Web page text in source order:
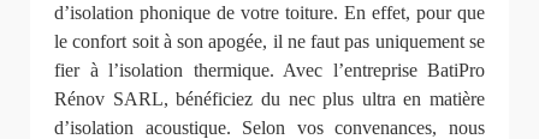
d’isolation phonique de votre toiture. En effet, pour que
le confort soit à son apogée, il ne faut pas uniquement se
fier à l’isolation thermique. Avec l’entreprise BatiPro
Rénov SARL, bénéficiez du nec plus ultra en matière
d’isolation acoustique. Selon vos convenances, nous